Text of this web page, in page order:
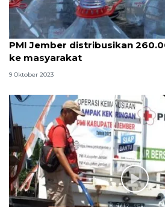
PMI Jember distribusikan
ke masyarakat
9 Oktober 2023